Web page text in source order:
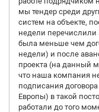
мы тендер среди
систем на объекте,
недели перечислили
была меньше чем
недели) и после
проекта (на данный
что наша компания
подписания
Европы) в такой
работали до того